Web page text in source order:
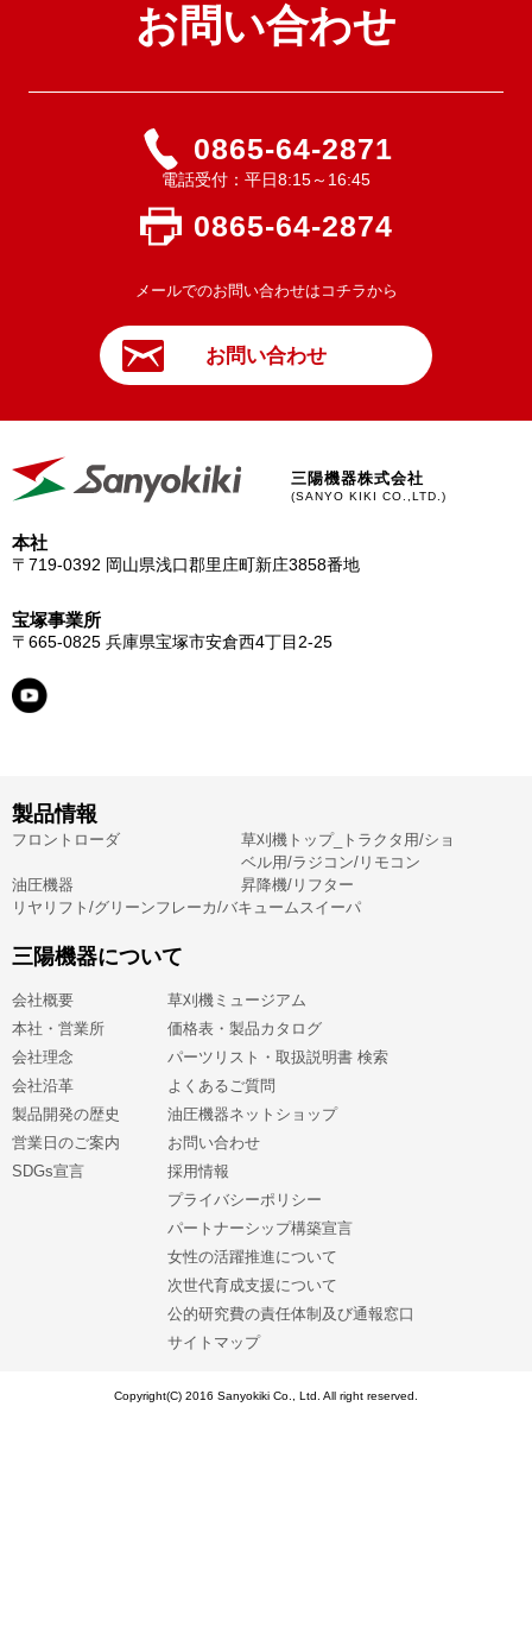
お問い合わせ
0865-64-2871
電話受付：平日8:15～16:45
0865-64-2874
メールでのお問い合わせはコチラから
お問い合わせ
三陽機器株式会社
(SANYO KIKI CO.,LTD.)
本社
〒719-0392 岡山県浅口郡里庄町新庄3858番地
宝塚事業所
〒665-0825 兵庫県宝塚市安倉西4丁目2-25
製品情報
フロントローダ
草刈機トップ_トラクタ用/ショ
ベル用/ラジコン/リモコン
油圧機器
昇降機/リフター
リヤリフト/グリーンフレーカ/バキュームスイーパ
三陽機器について
会社概要
本社・営業所
会社理念
会社沿革
製品開発の歴史
営業日のご案内
SDGs宣言
草刈機ミュージアム
価格表・製品カタログ
パーツリスト・取扱説明書 検索
よくあるご質問
油圧機器ネットショップ
お問い合わせ
採用情報
プライバシーポリシー
パートナーシップ構築宣言
女性の活躍推進について
次世代育成支援について
公的研究費の責任体制及び通報窓口
サイトマップ
Copyright(C) 2016 Sanyokiki Co., Ltd. All right reserved.